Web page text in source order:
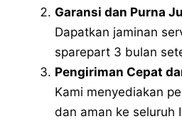
Garansi dan Purna
Dapatkan jaminan
sparepart 3 bulan
Pengiriman Cepat
Kami menyediakan
dan aman ke seluruh